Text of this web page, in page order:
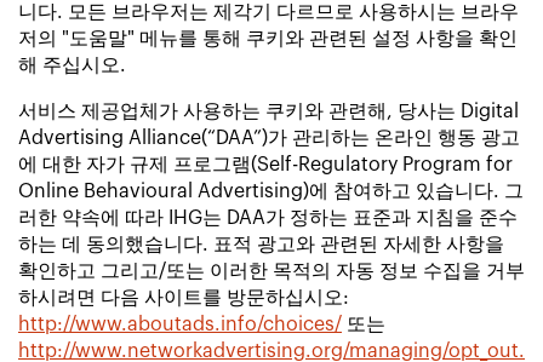
니다. 모든 브라우저는 제각기 다르므로 사용하시는 브라우
저의 "도움말" 메뉴를 통해 쿠키와 관련된 설정 사항을 확인
해 주십시오.
서비스 제공업체가 사용하는 쿠키와 관련해, 당사는 Digital
Advertising Alliance(“DAA”)가 관리하는 온라인 행동 광고
에 대한 자가 규제 프로그램(Self-Regulatory Program for
Online Behavioural Advertising)에 참여하고 있습니다. 그
러한 약속에 따라 IHG는 DAA가 정하는 표준과 지침을 준수
하는 데 동의했습니다. 표적 광고와 관련된 자세한 사항을
확인하고 그리고/또는 이러한 목적의 자동 정보 수집을 거부
하시려면 다음 사이트를 방문하십시오:
http://www.aboutads.info/choices/ 또는
http://www.networkadvertising.org/managing/